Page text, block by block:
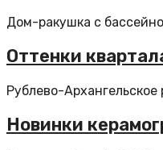
Дом-ракушка с
Оттенки
Рублево-
Новинки